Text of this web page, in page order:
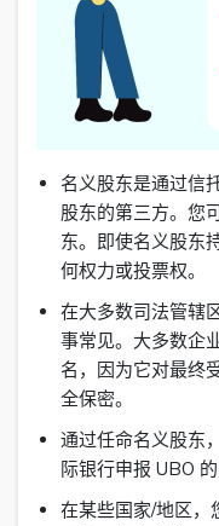
名义股东是通过信
股东的第三方。您
东。即使名义股东
何权力或投票权。
在大多数司法管辖
事常见。大多数企
名，因为它对最终
全保密。
通过任命名义股东
际银行申报 UBO
在某些国家/地区，